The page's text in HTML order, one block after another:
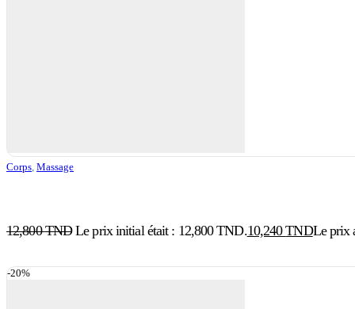
Corps Massage
12,800TND Le prix initial était : 12,800 TND.10,240TNDLe prix
-20%